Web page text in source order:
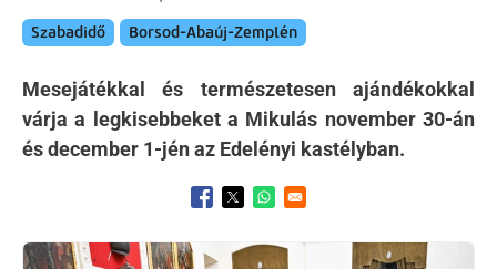
Szabadidő Borsod-Abaúj-Zemplén
Mesejátékkal és természetesen ajándékokkal
várja a legkisebbeket a Mikulás november 30-án
és december 1-jén az Edelényi kastélyban.
Opens in a new window
Opens in a new window
Opens in a new window
Kép